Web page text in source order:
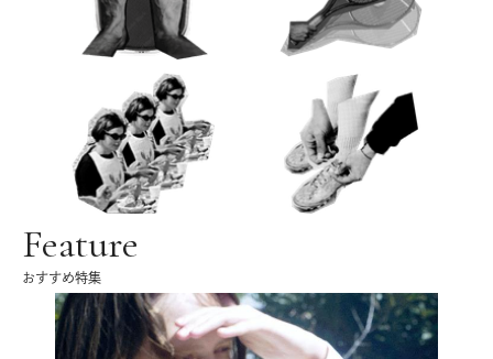
Feature
おすすめ特集